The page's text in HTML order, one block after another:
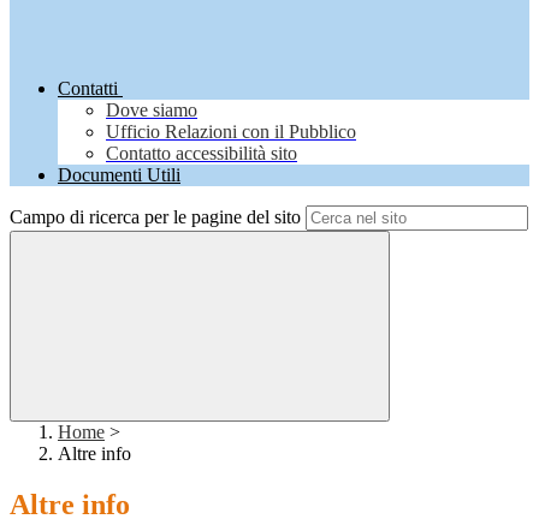
Contatti
Dove siamo
Ufficio Relazioni con il Pubblico
Contatto accessibilità sito
Documenti Utili
Campo di ricerca per le pagine del sito
Home >
Altre info
Altre info